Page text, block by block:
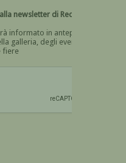
di Recta
informato in anteprima
galleria, degli eventi
fiere